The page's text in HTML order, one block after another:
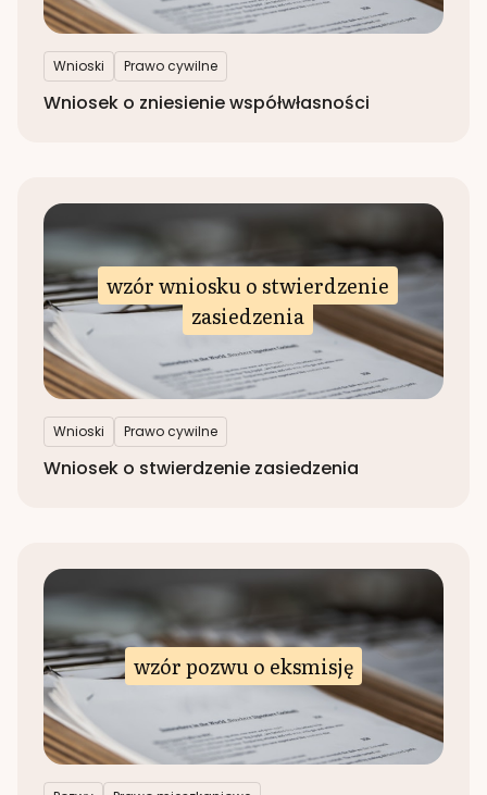
Wnioski Prawo cywilne
Wniosek o zniesienie współwłasności
wzór wniosku o stwierdzenie
zasiedzenia
Wnioski Prawo cywilne
Wniosek o stwierdzenie zasiedzenia
wzór pozwu o eksmisję